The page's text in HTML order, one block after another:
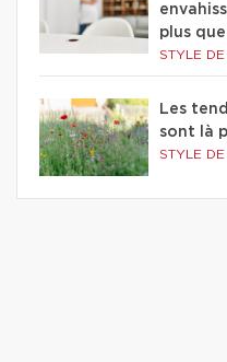
plus
STYLE DE
Les
sont là
STYLE DE